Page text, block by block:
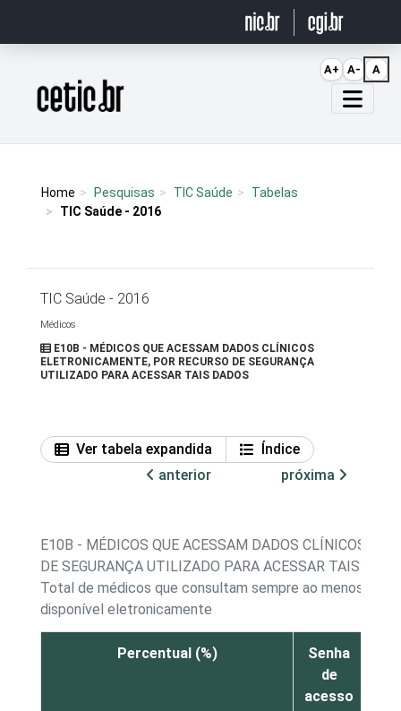
Página inicial
Home Pesquisas TIC Saúde
Tabelas
TIC Saúde - 2016
TIC Saúde - 2016
Médicos
E10B - MÉDICOS QUE ACESSAM DADOS CLÍNICOS
ELETRONICAMENTE, POR RECURSO DE SEGURANÇA
UTILIZADO PARA ACESSAR TAIS DADOS
Ver tabela expandida
Índice
anterior
próxima
E10B - MÉDICOS QUE ACESSAM DADOS CLÍNICOS
DE SEGURANÇA UTILIZADO PARA ACESSAR TAIS
Total de médicos que consultam sempre ao menos um
disponível eletronicamente
Percentual (%)
Senha
de
acesso
A+ A- A